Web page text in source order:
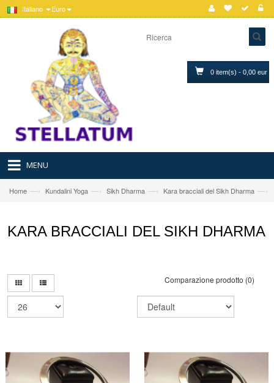
Italiano Euro
0 item(s) - 0,00 eur
MENU
Home —› Kundalini Yoga —› Sikh Dharma —› Kara bracciali del Sikh Dharma —›
KARA BRACCIALI DEL SIKH DHARMA
Comparazione prodotto (0)